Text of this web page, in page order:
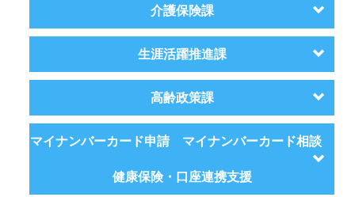
介護保険課
生涯活躍推進課
高齢政策課
マイナンバーカード申請 マイナンバーカード相談
健康保険・口座連携支援